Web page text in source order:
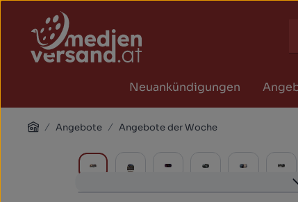
Zum Hauptinhalt springen
Zur Suche springen
Zur Hauptnavigation springen
Neuankündigungen
HomeAngebote Angebote der Woche
Bildergalerie überspringen